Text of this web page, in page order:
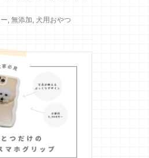
,無添加,犬用おやつ